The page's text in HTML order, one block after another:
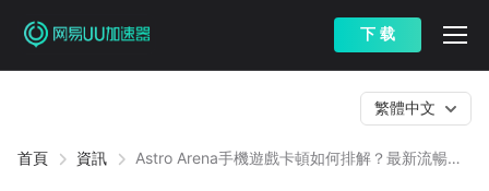
下 载
首頁 資訊
Astro Arena手機遊戲卡頓如何排解？最新流暢暢
繁體中文